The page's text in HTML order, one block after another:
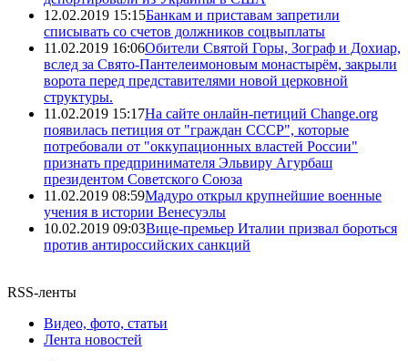
12.02.2019 15:15Банкам и приставам запретили
списывать со счетов должников соцвыплаты
11.02.2019 16:06Обители Святой Горы, Зограф и Дохиар,
вслед за Свято-Пантелеимоновым монастырём, закрыли
ворота перед представителями новой церковной
структуры.
11.02.2019 15:17На сайте онлайн-петиций Change.org
появилась петиция от "граждан СССР", которые
потребовали от "оккупационных властей России"
признать предпринимателя Эльвиру Агурбаш
президентом Советского Союза
11.02.2019 08:59Мадуро открыл крупнейшие военные
учения в истории Венесуэлы
10.02.2019 09:03Вице-премьер Италии призвал бороться
против антироссийских санкций
RSS-ленты
Видео, фото, статьи
Лента новостей